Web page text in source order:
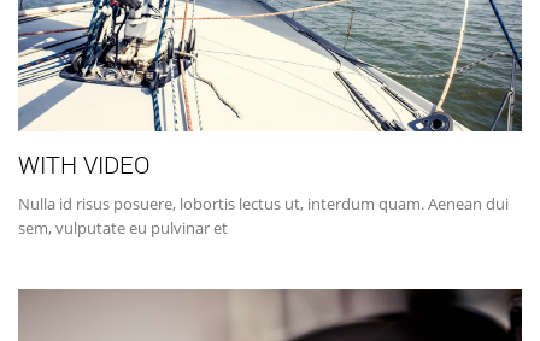
WITH VIDEO
Nulla id risus posuere, lobortis lectus ut, interdum quam. Aenean dui
sem, vulputate eu pulvinar et